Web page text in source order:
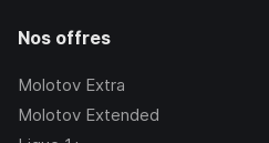
Nos offres
Molotov Extra
Molotov Extended